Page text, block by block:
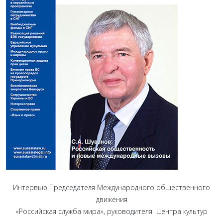
Интервью Председателя Международного общественного
движения
«Российская служба мира», руководителя Центра культур